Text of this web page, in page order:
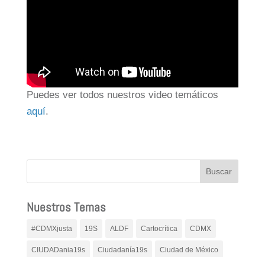
Puedes ver todos nuestros video temáticos
aquí.
Nuestros Temas
#CDMXjusta 19S ALDF Cartocrítica CDMX
CIUDADania19s Ciudadanía19s Ciudad de México